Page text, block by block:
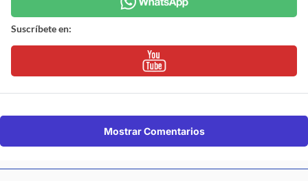
Suscríbete en:
Mostrar Comentarios